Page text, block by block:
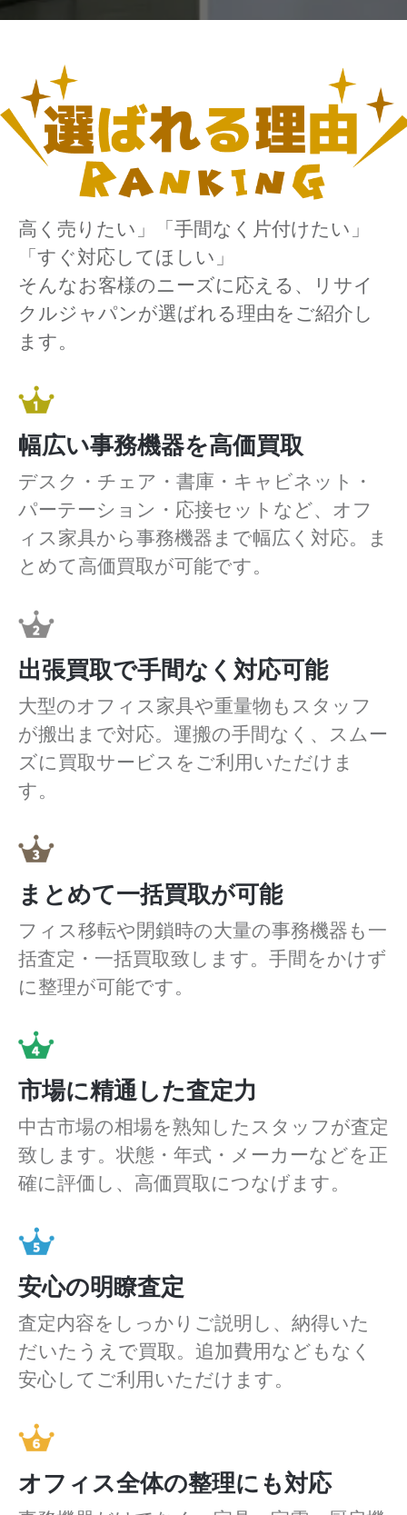
高く売りたい」「手間なく片付けたい」
「すぐ対応してほしい」
そんなお客様のニーズに応える、リサイ
クルジャパンが選ばれる理由をご紹介し
ます。
幅広い事務機器を高価買取
デスク・チェア・書庫・キャビネット・
パーテーション・応接セットなど、オフ
ィス家具から事務機器まで幅広く対応。ま
とめて高価買取が可能です。
出張買取で手間なく対応可能
大型のオフィス家具や重量物もスタッフ
が搬出まで対応。運搬の手間なく、スムー
ズに買取サービスをご利用いただけま
す。
まとめて一括買取が可能
フィス移転や閉鎖時の大量の事務機器も一
括査定・一括買取致します。手間をかけず
に整理が可能です。
市場に精通した査定力
中古市場の相場を熟知したスタッフが査定
致します。状態・年式・メーカーなどを正
確に評価し、高価買取につなげます。
安心の明瞭査定
査定内容をしっかりご説明し、納得いた
だいたうえで買取。追加費用などもなく
安心してご利用いただけます。
オフィス全体の整理にも対応